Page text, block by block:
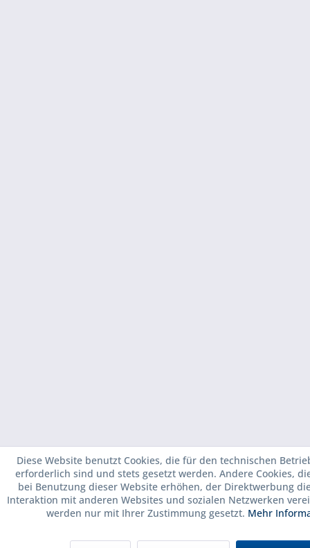
Diese Website benutzt Cookies, die für den technischen
erforderlich sind und stets gesetzt werden. Andere Cookies,
bei Benutzung dieser Website erhöhen, der Direktwerbung
Interaktion mit anderen Websites und sozialen Netzwerken
werden nur mit Ihrer Zustimmung gesetzt. Mehr